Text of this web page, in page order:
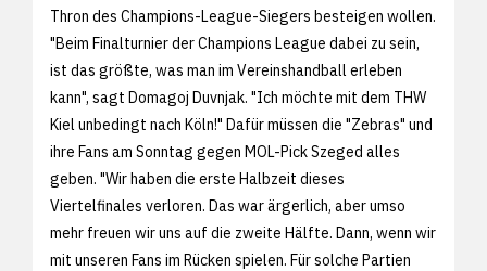
Thron des Champions-League-Siegers besteigen wollen.
"Beim Finalturnier der Champions League dabei zu sein,
ist das größte, was man im Vereinshandball erleben
kann", sagt Domagoj Duvnjak. "Ich möchte mit dem THW
Kiel unbedingt nach Köln!" Dafür müssen die "Zebras" und
ihre Fans am Sonntag gegen MOL-Pick Szeged alles
geben. "Wir haben die erste Halbzeit dieses
Viertelfinales verloren. Das war ärgerlich, aber umso
mehr freuen wir uns auf die zweite Hälfte. Dann, wenn wir
mit unseren Fans im Rücken spielen. Für solche Partien